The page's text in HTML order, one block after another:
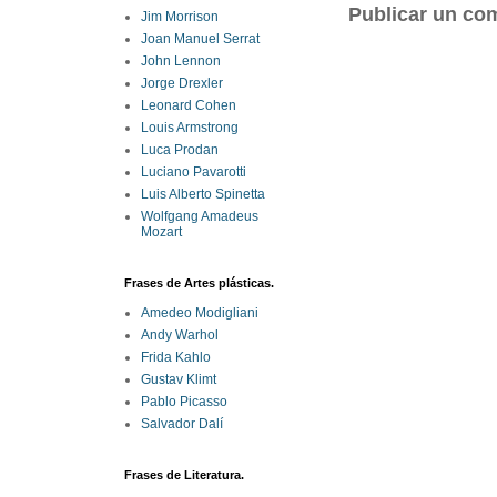
Publicar un
Jim Morrison
Joan Manuel Serrat
John Lennon
Jorge Drexler
Leonard Cohen
Louis Armstrong
Luca Prodan
Luciano Pavarotti
Luis Alberto Spinetta
Wolfgang Amadeus
Mozart
Frases de Artes plásticas.
Amedeo Modigliani
Andy Warhol
Frida Kahlo
Gustav Klimt
Pablo Picasso
Salvador Dalí
Frases de Literatura.